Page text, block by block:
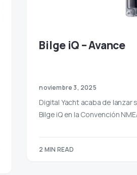
Bilge iQ – Avance
noviembre 3, 2025
Digital Yacht acaba de lanzar
Bilge iQ en la Convención
2 MIN READ